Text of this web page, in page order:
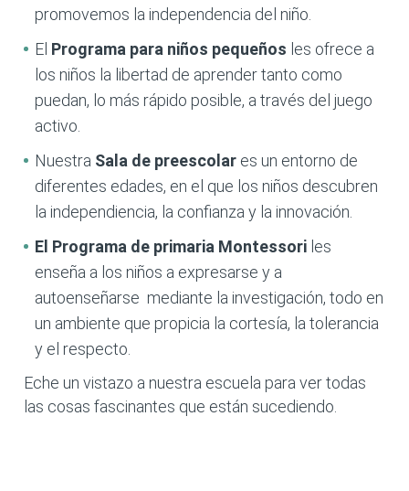
promovemos la independencia del niño.
El Programa para niños pequeños les ofrece a
los niños la libertad de aprender tanto como
puedan, lo más rápido posible, a través del juego
activo.
Nuestra Sala de preescolar es un entorno de
diferentes edades, en el que los niños descubren
la independiencia, la confianza y la innovación.
El Programa de primaria Montessori les
enseña a los niños a expresarse y a
autoenseñarse mediante la investigación, todo en
un ambiente que propicia la cortesía, la tolerancia
y el respecto.
Eche un vistazo a nuestra escuela para ver todas
las cosas fascinantes que están sucediendo.